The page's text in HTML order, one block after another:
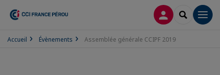
CONNEXION
Accueil Évènements Assemblée générale CCIPF 2019